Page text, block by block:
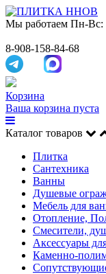
Мы работаем Пн-Вс:
8-908-158-84-68
Корзина
Ваша корзина пуста
Каталог товаров
Плитка
Сантехника
Ванны
Душевые
Мебель для
Отопление,
Смесители,
Аксессуары
Каменно-